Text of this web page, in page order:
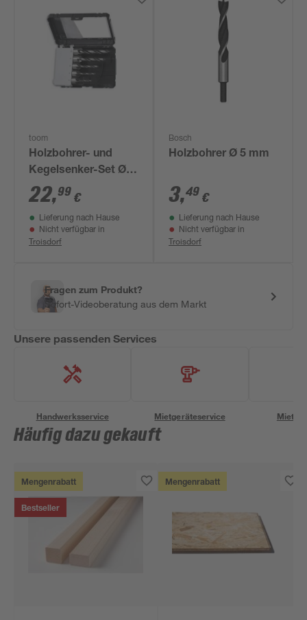
toom
Holzbohrer- und
Kegelsenker-Set Ø 4
- 10 mm 6-teilig
22,99 €
Lieferung nach Hause
Nicht verfügbar in
Troisdorf
Bosch
Holzbohrer Ø 5 mm
3,49 €
Lieferung nach Hause
Nicht verfügbar in
Troisdorf
Fragen zum Produkt?
Sofort-Videoberatung aus dem Markt
Unsere passenden Services
Handwerksservice Mietgeräteservice
Häufig dazu gekauft
Mengenrabatt
Bestseller
Mengenrabatt